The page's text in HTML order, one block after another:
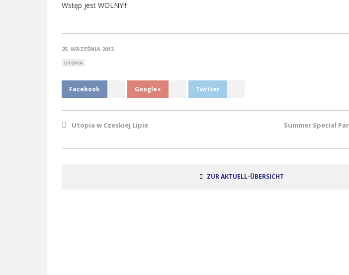
Wstęp jest WOLNY!!!
25. WRZEŚNIA 2013
UTOPIA
Facebook Google+ Twitter
Utopia w Czeskiej Lipie
Summer Special
ZUR AKTUELL-ÜBERSICHT